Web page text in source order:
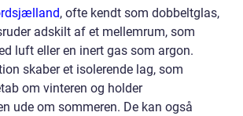
, ofte kendt som dobbeltglas,
adskilt af et mellemrum, som
luft eller en inert gas som argon.
skaber et isolerende lag, som
om vinteren og holder
ude om sommeren. De kan også